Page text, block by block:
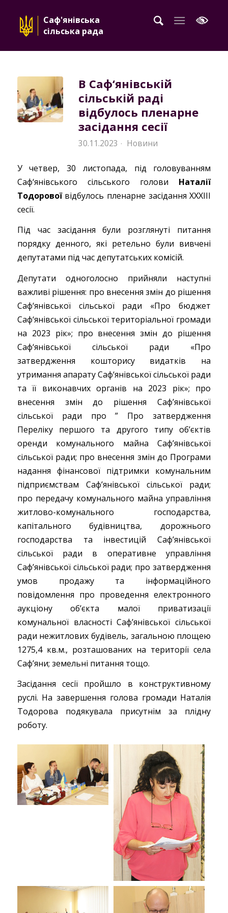
Саф'янівська
сільська рада
В Саф‘янівській
сільській раді
відбулось пленарне
засідання сесії
30.11.2023 · Новини
У четвер, 30 листопада, під головуванням
Саф‘янівського сільського голови Наталії
Тодоровоївідбулось пленарне засідання XXXIII
сесії.
Під час засідання були розглянуті питання
порядку денного, які ретельно були вивчені
депутатами під час депутатських комісій.
Депутати одноголосно прийняли наступні
важливі рішення: про внесення змін до рішення
Саф‘янівської сільської ради «Про бюджет
Саф‘янівської сільської територіальної громади
на 2023 рік»; про внесення змін до рішення
Саф‘янівської сільської ради «Про
затвердження кошторису видатків на
утримання апарату Саф‘янівської сільської ради
та її виконавчих органів на 2023 рік»; про
внесення змін до рішення Саф’янівської
сільської ради про ” Про затвердження
Переліку першого та другого типу об’єктів
оренди комунального майна Саф’янівської
сільської ради; про внесення змін до Програми
надання фінансової підтримки комунальним
підприємствам Саф’янівської сільської ради;
про передачу комунального майна управління
житлово-комунального господарства,
капітального будівництва, дорожнього
господарства та інвестицій Саф’янівської
сільської ради в оперативне управління
Саф’янівської сільської ради; про затвердження
умов продажу та інформаційного
повідомлення про проведення електронного
аукціону об’єкта малої приватизації
комунальної власності Саф’янівської сільської
ради нежитлових будівель, загальною площею
1275,4 кв.м., розташованих на території села
Саф’яни; земельні питання тощо.
Засідання сесії пройшло в конструктивному
руслі. На завершення голова громади Наталія
Тодорова подякувала присутнім за плідну
роботу.